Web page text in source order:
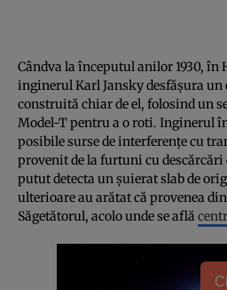
Cândva la începutul anilor 1930, în
inginerul Karl Jansky desfășura un
construită chiar de el, folosind un
Model-T pentru a o roti. Inginerul
posibile surse de interferențe cu
provenit de la furtuni cu descărcări
putut detecta un șuierat slab de
ulterioare au arătat că provenea
Săgetătorul, acolo unde se află